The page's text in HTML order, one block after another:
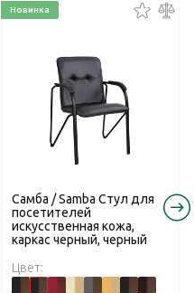
Новинка
Самба / Samba Стул для
посетителей
искусственная кожа,
каркас черный, черный
Цвет: